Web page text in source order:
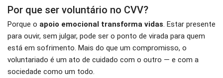
Por que ser voluntário no CVV?
Porque o apoio emocional transforma vidas . Estar presente
para ouvir, sem julgar, pode ser o ponto de virada para quem
está em sofrimento. Mais do que um compromisso, o
voluntariado é um ato de cuidado com o outro — e com a
sociedade como um todo.